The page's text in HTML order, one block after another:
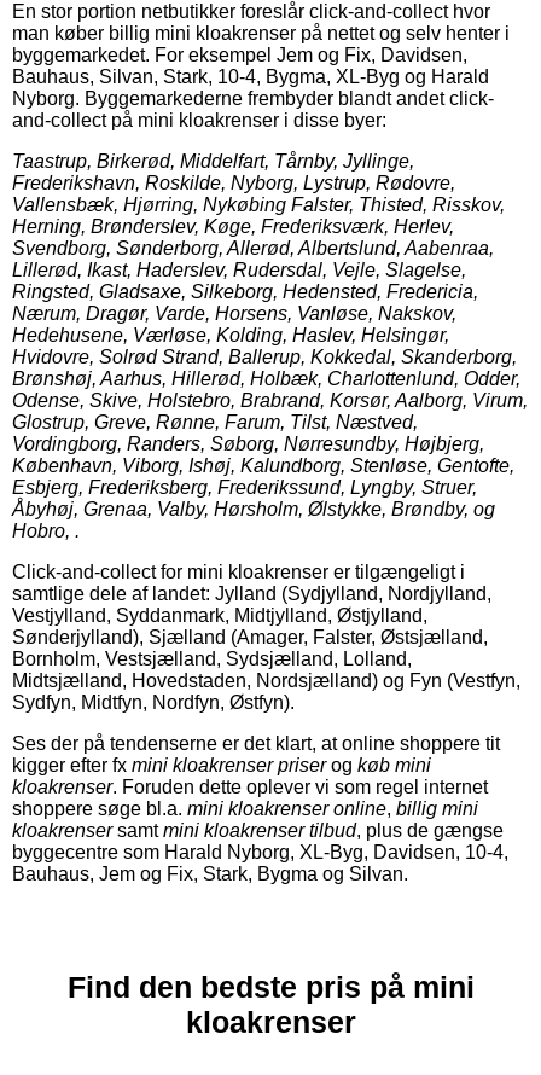
En stor portion netbutikker foreslår click-and-collect hvor
man køber billig mini kloakrenser på nettet og selv henter i
byggemarkedet. For eksempel Jem og Fix, Davidsen,
Bauhaus, Silvan, Stark, 10-4, Bygma, XL-Byg og Harald
Nyborg. Byggemarkederne frembyder blandt andet click-
and-collect på mini kloakrenser i disse byer:
Taastrup, Birkerød, Middelfart, Tårnby, Jyllinge,
Frederikshavn, Roskilde, Nyborg, Lystrup, Rødovre,
Vallensbæk, Hjørring, Nykøbing Falster, Thisted, Risskov,
Herning, Brønderslev, Køge, Frederiksværk, Herlev,
Svendborg, Sønderborg, Allerød, Albertslund, Aabenraa,
Lillerød, Ikast, Haderslev, Rudersdal, Vejle, Slagelse,
Ringsted, Gladsaxe, Silkeborg, Hedensted, Fredericia,
Nærum, Dragør, Varde, Horsens, Vanløse, Nakskov,
Hedehusene, Værløse, Kolding, Haslev, Helsingør,
Hvidovre, Solrød Strand, Ballerup, Kokkedal, Skanderborg,
Brønshøj, Aarhus, Hillerød, Holbæk, Charlottenlund, Odder,
Odense, Skive, Holstebro, Brabrand, Korsør, Aalborg, Virum,
Glostrup, Greve, Rønne, Farum, Tilst, Næstved,
Vordingborg, Randers, Søborg, Nørresundby, Højbjerg,
København, Viborg, Ishøj, Kalundborg, Stenløse, Gentofte,
Esbjerg, Frederiksberg, Frederikssund, Lyngby, Struer,
Åbyhøj, Grenaa, Valby, Hørsholm, Ølstykke, Brøndby, og
Hobro, .
Click-and-collect for mini kloakrenser er tilgængeligt i
samtlige dele af landet: Jylland (Sydjylland, Nordjylland,
Vestjylland, Syddanmark, Midtjylland, Østjylland,
Sønderjylland), Sjælland (Amager, Falster, Østsjælland,
Bornholm, Vestsjælland, Sydsjælland, Lolland,
Midtsjælland, Hovedstaden, Nordsjælland) og Fyn (Vestfyn,
Sydfyn, Midtfyn, Nordfyn, Østfyn).
Ses der på tendenserne er det klart, at online shoppere tit
kigger efter fx mini kloakrenser priserog køb mini
kloakrenser. Foruden dette oplever vi som regel internet
shoppere søge bl.a. mini kloakrenser online, billig mini
kloakrensersamtmini kloakrenser tilbud, plus de gængse
byggecentre som Harald Nyborg, XL-Byg, Davidsen, 10-4,
Bauhaus, Jem og Fix, Stark, Bygma og Silvan.
Find den bedste pris på mini
kloakrenser